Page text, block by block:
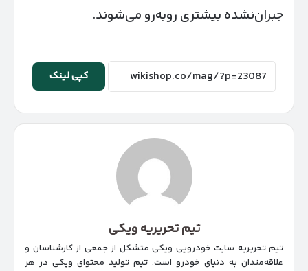
جبران‌نشده بیشتری روبه‌رو می‌شوند.
کپی لینک
تیم تحریریه ویکی
تیم تحریریه سایت خودرویی ویکی متشکل از جمعی از کارشناسان و
علاقه‌مندان به دنیای خودرو است. تیم تولید محتوای ویکی در هر